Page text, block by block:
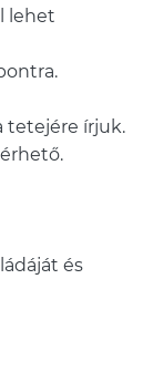
lehet
tetejére írjuk.
és